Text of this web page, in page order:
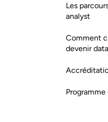
Les
analyst
Comment
devenir